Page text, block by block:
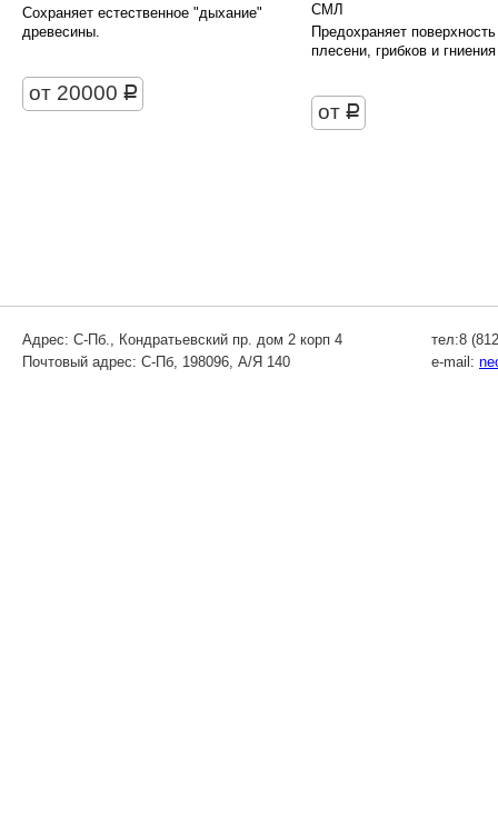
Сохраняет естественное "дыхание"
древесины.
от 20000 руб.
СМЛ
Предохраняет поверхность
плесени, грибков и гниения
от руб.
Адрес: С-Пб., Кондратьевский пр. дом 2 корп 4
Почтовый адрес: С-Пб, 198096, А/Я 140
тел:8
e-mail: